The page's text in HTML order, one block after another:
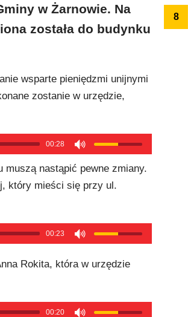
w Żarnowie. Na
została do budynku
wsparte pieniędzmi unijnymi
zostanie w urzędzie,
00:28
muszą nastąpić pewne zmiany.
który mieści się przy ul.
00:23
Rokita, która w urzędzie
00:20
8